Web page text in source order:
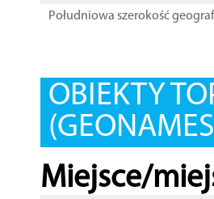
Południowa szerokość
OBIEKTY
Miejsce/